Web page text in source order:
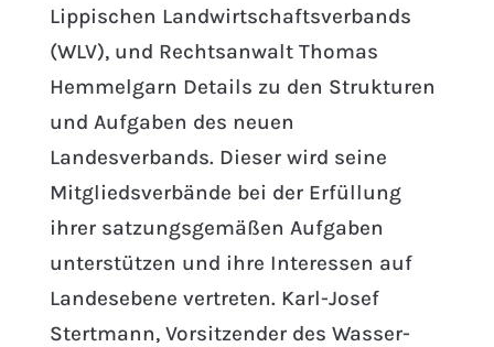
Lippischen Landwirtschaftsverbands
(WLV), und Rechtsanwalt Thomas
Hemmelgarn Details zu den Strukturen
und Aufgaben des neuen
Landesverbands. Dieser wird seine
Mitgliedsverbände bei der Erfüllung
ihrer satzungsgemäßen Aufgaben
unterstützen und ihre Interessen auf
Landesebene vertreten. Karl-Josef
Stertmann, Vorsitzender des Wasser-